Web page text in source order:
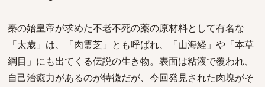
秦の始皇帝が求めた不老不死の薬の原材料として有名な
「太歳」は、「肉霊芝」とも呼ばれ、「山海経」や「本草
綱目」にも出てくる伝説の生き物。表面は粘液で覆われ、
自己治癒力があるのが特徴だが、今回発見された肉塊がそ